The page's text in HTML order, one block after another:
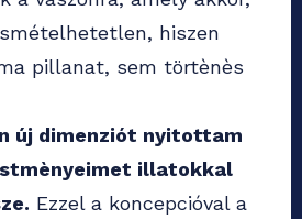
hiszen
pillanat, sem törtènès
új dimenziót nyitottam
illatokkal
Ezzel a koncepcióval a